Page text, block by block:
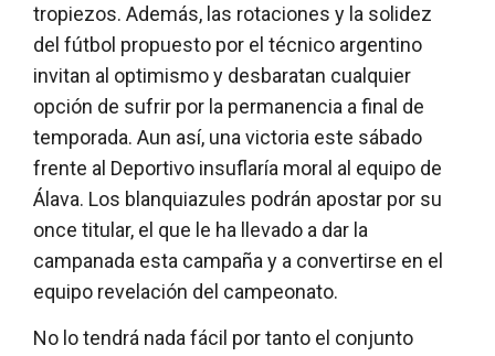
tropiezos. Además, las rotaciones y la solidez
del fútbol propuesto por el técnico argentino
invitan al optimismo y desbaratan cualquier
opción de sufrir por la permanencia a final de
temporada. Aun así, una victoria este sábado
frente al Deportivo insuflaría moral al equipo de
Álava. Los blanquiazules podrán apostar por su
once titular, el que le ha llevado a dar la
campanada esta campaña y a convertirse en el
equipo revelación del campeonato.
No lo tendrá nada fácil por tanto el conjunto